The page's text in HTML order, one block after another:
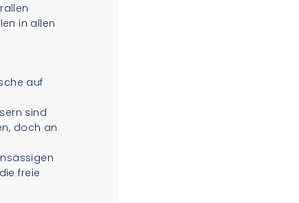
in allen
auf
sind
doch an
freie